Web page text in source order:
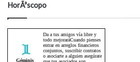
HorÃ³scopo